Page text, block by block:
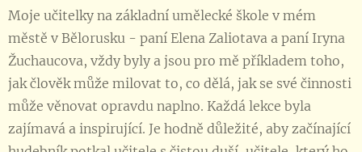
Moje učitelky na základní umělecké škole v mém
městě v Bělorusku - paní Elena Zaliotava a paní Iryna
Žuchaucova, vždy byly a jsou pro mě příkladem toho,
jak člověk může milovat to, co dělá, jak se své činnosti
může věnovat opravdu naplno. Každá lekce byla
zajímavá a inspirující. Je hodně důležité, aby začínající